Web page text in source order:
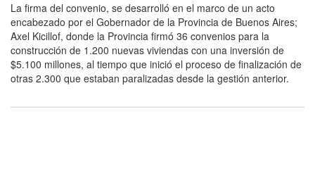
La firma del convenio, se desarrolló en el marco de un acto
encabezado por el Gobernador de la Provincia de Buenos Aires;
Axel Kicillof, donde la Provincia firmó 36 convenios para la
construcción de 1.200 nuevas viviendas con una inversión de
$5.100 millones, al tiempo que inició el proceso de finalización de
otras 2.300 que estaban paralizadas desde la gestión anterior.